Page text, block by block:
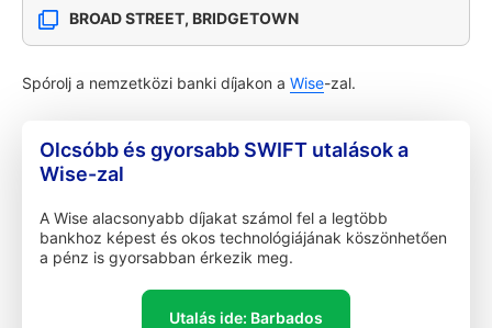
BROAD STREET, BRIDGETOWN
Spórolj a nemzetközi banki díjakon a Wise-zal.
Olcsóbb és gyorsabb SWIFT utalások a
Wise-zal
A Wise alacsonyabb díjakat számol fel a legtöbb
bankhoz képest és okos technológiájának köszönhetően
a pénz is gyorsabban érkezik meg.
Utalás ide: Barbados